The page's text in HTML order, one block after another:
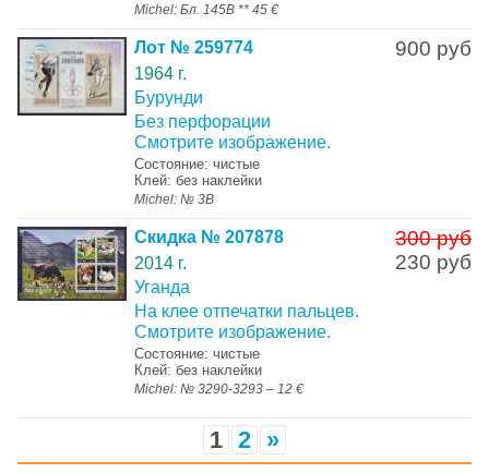
Michel: Бл. 145В ** 45 €
900 руб
Лот № 259774
1964 г.
Бурунди
Без перфорации
Смотрите изображение.
Состояние: чистые
Клей: без наклейки
Michel: № 3В
300 руб
230 руб
Скидка № 207878
2014 г.
Уганда
На клее отпечатки пальцев.
Смотрите изображение.
Состояние: чистые
Клей: без наклейки
Michel: № 3290-3293 – 12 €
1 2 »